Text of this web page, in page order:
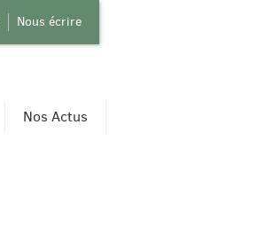
Nous écrire
Nos Actus